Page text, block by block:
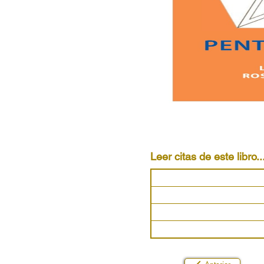
Leer citas de este